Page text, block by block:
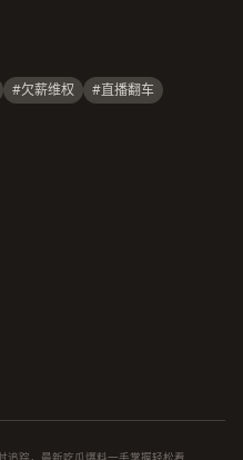
#欠薪维权
#直播翻车